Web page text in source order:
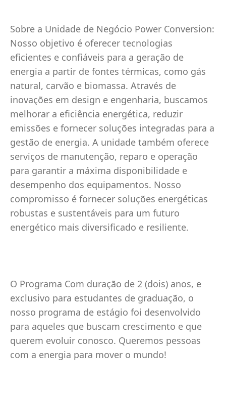
Sobre a Unidade de Negócio Power Conversion:
Nosso objetivo é oferecer tecnologias
eficientes e confiáveis para a geração de
energia a partir de fontes térmicas, como gás
natural, carvão e biomassa. Através de
inovações em design e engenharia, buscamos
melhorar a eficiência energética, reduzir
emissões e fornecer soluções integradas para a
gestão de energia. A unidade também oferece
serviços de manutenção, reparo e operação
para garantir a máxima disponibilidade e
desempenho dos equipamentos. Nosso
compromisso é fornecer soluções energéticas
robustas e sustentáveis para um futuro
energético mais diversificado e resiliente.
O Programa Com duração de 2 (dois) anos, e
exclusivo para estudantes de graduação, o
nosso programa de estágio foi desenvolvido
para aqueles que buscam crescimento e que
querem evoluir conosco. Queremos pessoas
com a energia para mover o mundo!